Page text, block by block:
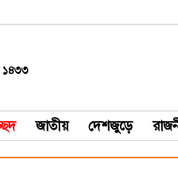
১৪৩৩
জাতীয় দেশজুড়ে